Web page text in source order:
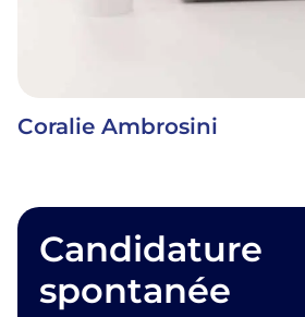
Coralie Ambrosini
Candidature
spontanée